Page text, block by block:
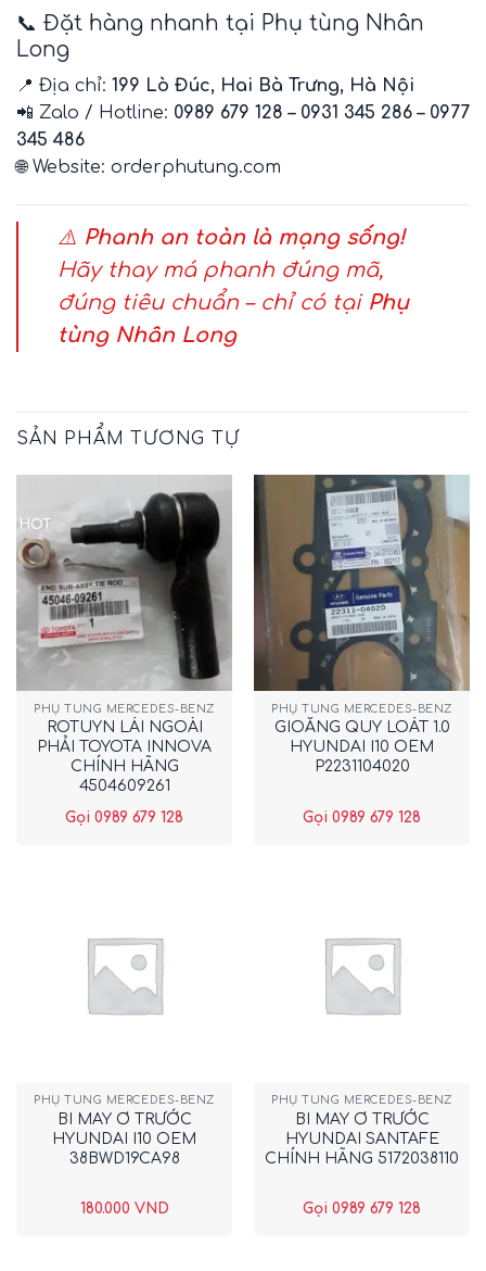
📞 Đặt hàng nhanh tại Phụ tùng Nhân
Long
📍 Địa chỉ: 199 Lò Đúc, Hai Bà Trưng, Hà Nội
📲 Zalo / Hotline: 0989 679 128 – 0931 345 286 – 0977
345 486
🌐 Website: orderphutung.com
⚠️ Phanh an toàn là mạng sống!
Hãy thay má phanh đúng mã,
đúng tiêu chuẩn – chỉ có tại Phụ
tùng Nhân Long
SẢN PHẨM TƯƠNG TỰ
HOT
PHỤ TÙNG MERCEDES-BENZ
ROTUYN LÁI NGOÀI
PHẢI TOYOTA INNOVA
CHÍNH HÃNG
4504609261
Gọi 0989 679 128
PHỤ TÙNG MERCEDES-BENZ
GIOĂNG QUY LOÁT 1.0
HYUNDAI I10 OEM
P2231104020
Gọi 0989 679 128
PHỤ TÙNG MERCEDES-BENZ
BI MAY Ơ TRƯỚC
HYUNDAI I10 OEM
38BWD19CA98
180.000 VND
PHỤ TÙNG MERCEDES-BENZ
BI MAY Ơ TRƯỚC
HYUNDAI SANTAFE
CHÍNH HÃNG 5172038110
Gọi 0989 679 128